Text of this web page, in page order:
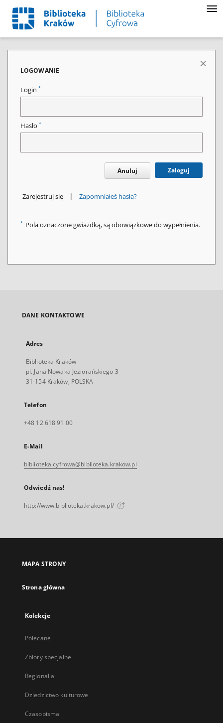
LOGOWANIE
Login *
Hasło *
Anuluj Zaloguj
Zarejestruj się | Zapomniałeś hasła?
* Pola oznaczone gwiazdką, są obowiązkowe do wypełnienia.
DANE KONTAKTOWE
Adres
Biblioteka Kraków
pl. Jana Nowaka Jeziorańskiego 3
31-154 Kraków, POLSKA
Telefon
+48 12 618 91 00
E-Mail
biblioteka.cyfrowa@biblioteka.krakow.pl
Odwiedź nas!
http://www.biblioteka.krakow.pl/
MAPA STRONY
Strona główna
Kolekcje
Polecane
Zbiory specjalne
Regionalia
Dziedzictwo kulturowe
Czasopisma